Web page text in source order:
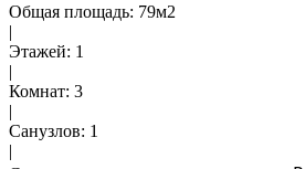
Общая площадь: 79м2
|
Этажей: 1
|
Комнат: 3
|
Санузлов: 1
|